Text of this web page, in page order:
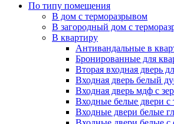
По типу помещения
В дом с терморазрывом
В загородный дом с
В квартиру
Антивандальные в
Бронированные для
Вторая входная дверь
Входная дверь белый
Входная дверь мдф с
Входные белые двери с
Входные двери белые